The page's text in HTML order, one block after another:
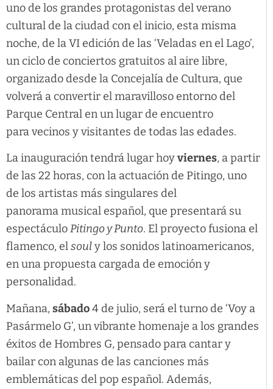
uno de los grandes protagonistas del verano
cultural de la ciudad con el inicio, esta misma
noche, de la VI edición de las ‘Veladas en el Lago’,
un ciclo de conciertos gratuitos al aire libre,
organizado desde la Concejalía de Cultura, que
volverá a convertir el maravilloso entorno del
Parque Central en un lugar de encuentro
para vecinos y visitantes de todas las edades.
La inauguración tendrá lugar hoyviernes, a partir
de las 22 horas, con la actuación de Pitingo, uno
de los artistas más singulares del
panorama musical español, que presentará su
espectáculoPitingoy Punto. El proyecto fusiona el
flamenco, elsouly los sonidos latinoamericanos,
en una propuesta cargada de emoción y
personalidad.
Mañana, sábado4 de julio, será el turno de ‘Voy a
Pasármelo G’, un vibrante homenaje a los grandes
éxitos de Hombres G, pensado para cantar y
bailar con algunas de las canciones más
emblemáticas del pop español. Además,